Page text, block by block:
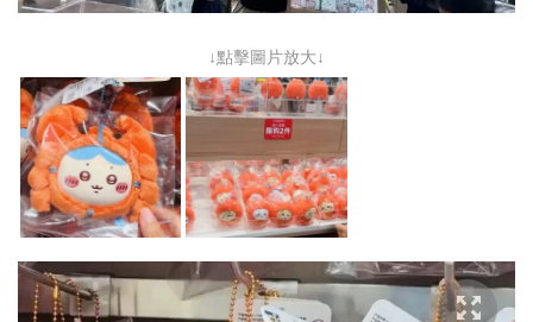
↓點擊圖片放大↓